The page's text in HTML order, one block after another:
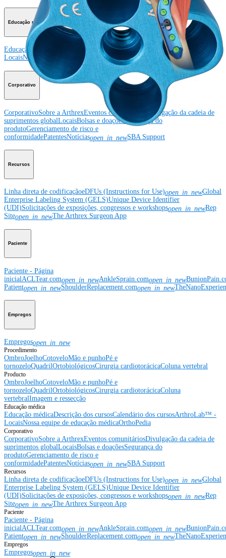
Educação médica
Educação médica Descrição dos cursosCalendário dos cursosArthroLab™ -
LocaisNossa equipe de educação médica OrthoPedia
Corporativo
CorporativoSobre a ArthrexEventos comunitários
Divulgação da cadeia de
suprimentos globalLocaisBolsas e doaçõesSegurança do
produtoGerenciamento de risco e
conformidadePatentesNotíciasopen_in_newSBA Support
Recursos
Linha direta de codificaçãoeDFUs (Instructions for Use)open_in_newGlobal
Enterprise Labeling System (GELS)Unique Device Identifier
(UDI)Solicitações de exposições, congressos e workshopsopen_in_newRep
Siteopen_in_newThe Arthrex Surgeon App
Paciente
Paciente - Página
inicialACLTear.comopen_in_newAnkleSprain.comopen_in_new
Patientopen_in_newShoulderReplacement.comopen_in_new
Empregos
Empregosopen_in_new
Procedimento
OmbroJoelhoCotoveloMão e punhoPé e
tornozeloQuadrilOrtobiológicosCirurgia cardiotorácicaColuna vertebral
Producto
OmbroJoelhoCotoveloMão e punhoPé e
tornozeloQuadrilOrtobiológicosCirurgia cardiotorácicaColuna
vertebralImagem e ressecção
Educação médica
Educação médicaDescrição dos cursosCalendário dos cursosArthroLab™ -
LocaisNossa equipe de educação médicaOrthoPedia
Corporativo
CorporativoSobre a ArthrexEventos comunitáriosDivulgação da cadeia de
suprimentos globalLocaisBolsas e doaçõesSegurança do
produtoGerenciamento de risco e
conformidadePatentesNotíciasopen_in_newSBA Support
Recursos
Linha direta de codificaçãoeDFUs (Instructions for Use)open_in_newGlobal
Enterprise Labeling System (GELS)Unique Device Identifier
(UDI)Solicitações de exposições, congressos e workshopsopen_in_newRep
Siteopen_in_newThe Arthrex Surgeon App
Paciente
Paciente - Página
inicialACLTear.comopen_in_newAnkleSprain.comopen_in_new
Patientopen_in_newShoulderReplacement.comopen_in_new
Empregos
Empregosopen_in_new